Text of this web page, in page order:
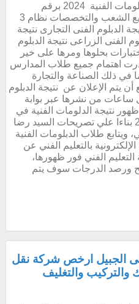
الان عدنا لنلتقى مع نتيجة الدبلومات الفنية 2024 برقم
الجلوس نتيجة الثانوية الفنية جميع الشعب والتخصصات نظام 3
نتيجة الدبلوم الفنى التجارى نتيجة
الفنى الزراعى نتيجة الدبلوم
بحلوها ومرها على خير
اهتمام جميع طلاب المدارس
في ذلك الصناعة والتجارة
أن يتم الإعلان عن نتيجة الدبلوم
ساعات من نشرها عبر بوابة
نتيجة الدلومات الفنية في
الاسبوع الاول من شهر يوليو 2024 بناءا علي تصريحات السيد رضا
ويتابع طلاب الدبلومات الفنية
بالتعليم الفني عن
التعليم الفني فور ظهورها،
ورصد الدرجات سوف يتم
الجبيل ارخص شركة نقل
والتركيب والتغليف